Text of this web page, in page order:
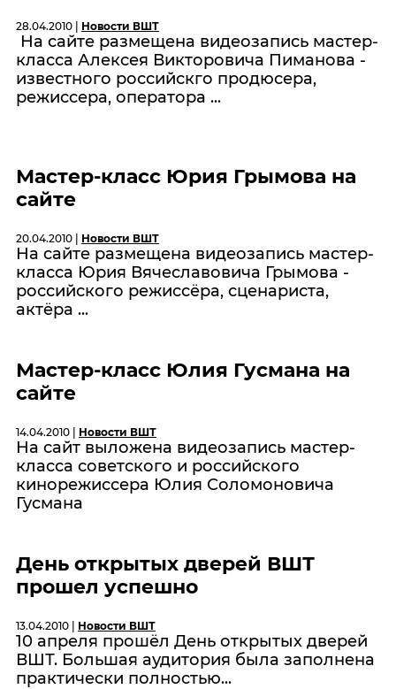
28.04.2010 | Новости ВШТ
На сайте размещена видеозапись мастер-
класса Алексея Викторовича Пиманова -
известного российскго продюсера,
режиссера, оператора ...
Мастер-класс Юрия Грымова на
сайте
20.04.2010 | Новости ВШТ
На сайте размещена видеозапись мастер-
класса Юрия Вячеславовича Грымова -
российского режиссёра, сценариста,
актёра ...
Мастер-класс Юлия Гусмана на
сайте
14.04.2010 | Новости ВШТ
На сайт выложена видеозапись мастер-
класса советского и российского
кинорежиссера Юлия Соломоновича
Гусмана
День открытых дверей ВШТ
прошел успешно
13.04.2010 | Новости ВШТ
10 апреля прошёл День открытых дверей
ВШТ. Большая аудитория была заполнена
практически полностью...